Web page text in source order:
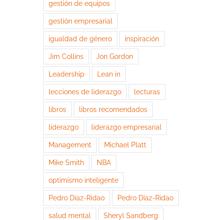
gestión de equipos
gestión empresarial
igualdad de género inspiración
Jim Collins Jon Gordon
Leadership Lean in
lecciones de liderazgo lecturas
libros libros recomendados
liderazgo liderazgo empresarial
Management Michael Platt
Mike Smith NBA
optimismo inteligente
Pedro Díaz-Ridao Pedro Díaz-Ridao
salud mental Sheryl Sandberg